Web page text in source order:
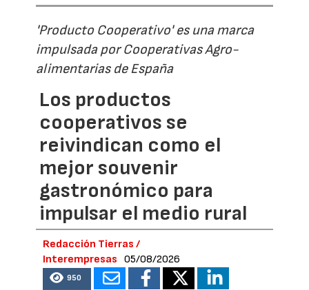
'Producto Cooperativo' es una marca
impulsada por Cooperativas Agro-
alimentarias de España
Los productos
cooperativos se
reivindican como el
mejor souvenir
gastronómico para
impulsar el medio rural
Redacción Tierras /
Interempresas
05/08/2026
950